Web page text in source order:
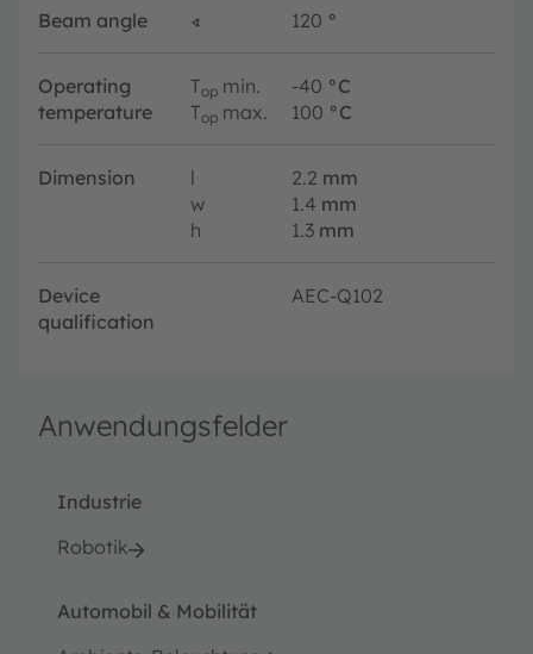
Beam angle ∢ 120 °
Operating
temperature
Top min. -40 °C
Top max. 100 °C
Dimension l 2.2 mm
w
1.4 mm
h
1.3 mm
Device
qualification
AEC-Q102
Anwendungsfelder
Industrie
Robotik
Automobil & Mobilität